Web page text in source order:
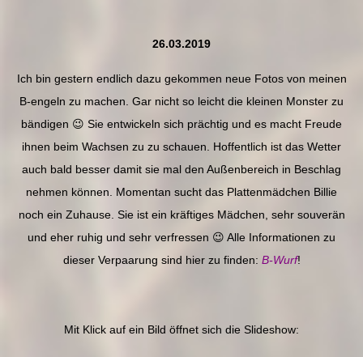
26.03.2019
Ich bin gestern endlich dazu gekommen neue Fotos von meinen
B-engeln zu machen. Gar nicht so leicht die kleinen Monster zu
bändigen 😉 Sie entwickeln sich prächtig und es macht Freude
ihnen beim Wachsen zu zu schauen. Hoffentlich ist das Wetter
auch bald besser damit sie mal den Außenbereich in Beschlag
nehmen können. Momentan sucht das Plattenmädchen Billie
noch ein Zuhause. Sie ist ein kräftiges Mädchen, sehr souverän
und eher ruhig und sehr verfressen 😉 Alle Informationen zu
dieser Verpaarung sind hier zu finden: B-Wurf!
Mit Klick auf ein Bild öffnet sich die Slideshow: